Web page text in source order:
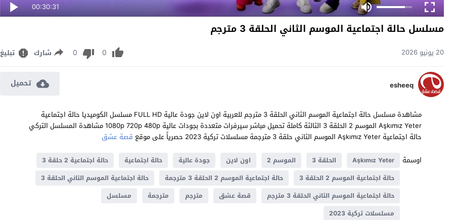
00:30:31
مسلسل حالة اجتماعية الموسم الثاني الحلقة 3 مترجم
20 يونيو 2026 0
0 شارك تبليغ
esheeq تحميل
مشاهدة مسلسل حالة اجتماعية الموسم الثاني الحلقة 3 مترجم للعربية اون لاين جودة عالية FULL HD مسلسل الكوميديا حالة اجتماعية
Aşkımız Yeter الموسم 2 الحلقة 3 الثالثة كاملة تحميل مباشر سيرفرات متعددة بجودات عالية 1080p 720p 480p مشاهدة المسلسل التركي
حالة اجتماعية Aşkımız Yeter الموسم الثاني حلقة 3 مترجمة مسلسلات تركية 2023 حصرياً على موقع
قصة عشق
اوسمة
Aşkımız Yeter الحلقة 3 الموسم 2 اون لاين جودة عالية حالة اجتماعية
حالة اجتماعية 2 حلقة 3
حالة اجتماعية الموسم 2 الحلقة 3
حالة اجتماعية الموسم 2 الحلقة 3 مترجمة
حالة اجتماعية الموسم الثاني الحلقة 3
حالة اجتماعية الموسم الثاني الحلقة 3 مترجم
قصة عشق مترجم مترجمة
مسلسل
مسلسلات تركية 2023